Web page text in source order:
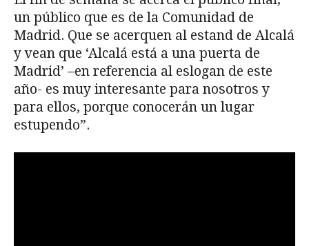
un público que es de la Comunidad de
Madrid. Que se acerquen al estand de Alcalá
y vean que ‘Alcalá está a una puerta de
Madrid’ –en referencia al eslogan de este
año- es muy interesante para nosotros y
para ellos, porque conocerán un lugar
estupendo”.